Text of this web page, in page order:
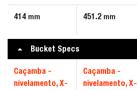
414 mm 451.2 mm
Bucket Specs
Caçamba -
nivelamento, X-
Caçamba -
nivelamento, X-